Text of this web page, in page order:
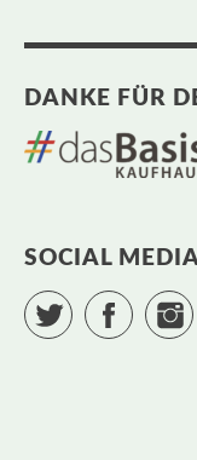
DANKE FÜR
SOCIAL
Twitter Facebook